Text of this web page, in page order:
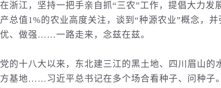
在浙江，坚持一把手亲自抓“三农”工作，提倡大力
产总值1%的农业高度关注，谈到“种源农业”概念，
优、做强……一路走来，念兹在兹。
党的十八大以来，东北建三江的黑土地、四川眉山
方基地……习近平总书记在多个场合看种子、问种子